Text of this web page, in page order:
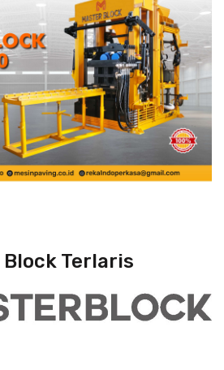
Terlaris